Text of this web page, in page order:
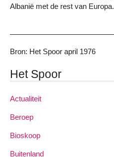
Albanië met de rest van Europa.
Bron: Het Spoor april 1976
Het Spoor
Actualiteit
Beroep
Bioskoop
Buitenland